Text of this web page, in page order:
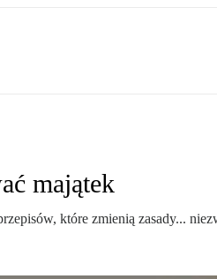
majątek
które zmienią zasady...